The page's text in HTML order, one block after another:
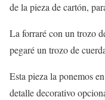
de la pieza de cartón,
La forraré con un trozo
pegaré un trozo de
Esta pieza la ponemos
detalle decorativo